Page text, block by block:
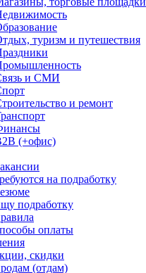
туризм и путешествия
и СМИ
и ремонт
(+офис)
на подработку
подработку
оплаты
скидки
(отдам)